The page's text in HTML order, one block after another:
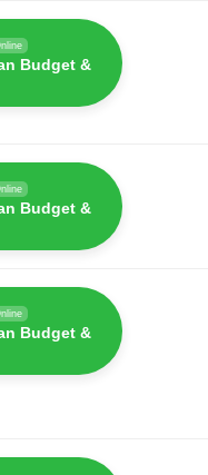
Budget &
Budget &
Budget &